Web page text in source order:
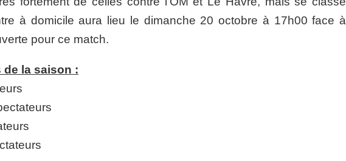
à domicile aura lieu le dimanche 20 octobre à 17h00 face à
pour ce match.
de la saison :